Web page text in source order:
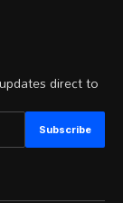
direct to